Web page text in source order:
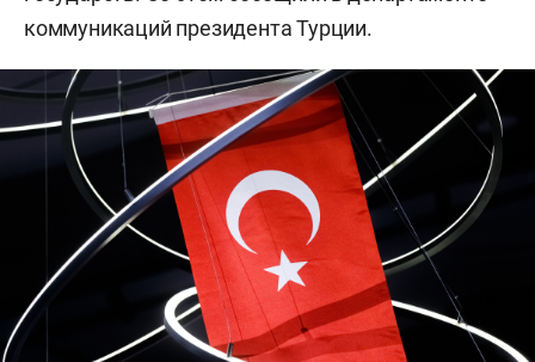
коммуникаций президента Турции.